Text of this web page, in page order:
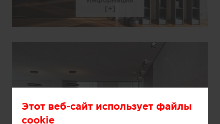
Этот веб-сайт использует файлы
cookie